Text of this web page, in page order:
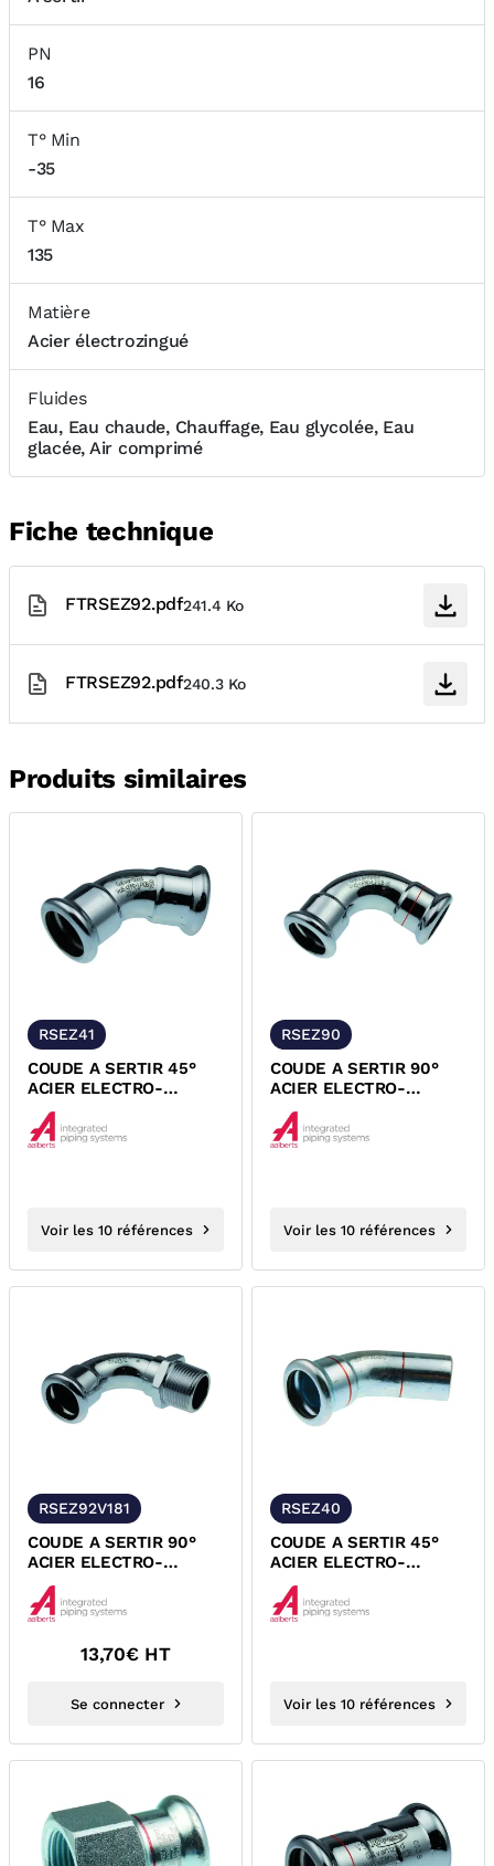
PN
16
T° Min
-35
T° Max
135
Matière
Acier électrozingué
Fluides
Eau, Eau chaude, Chauffage, Eau glycolée, Eau
glacée, Air comprimé
Fiche technique
FTRSEZ92.pdf241.4 Ko
FTRSEZ92.pdf240.3 Ko
Produits similaires
RSEZ41
COUDE A SERTIR 45°
ACIER ELECTRO-
ZINGUE FEMELLE
FEMELLE XPRESS
Voir les 10 références
RSEZ90
COUDE A SERTIR 90°
ACIER ELECTRO-
ZINGUE FEMELLE
FEMELLE XPRESS
Voir les 10 références
RSEZ92V181
COUDE A SERTIR 90°
ACIER ELECTRO-
ZINGUE FEMELLE MALE
A VISSER XPRESS
13,70€ HT
Se connecter
RSEZ40
COUDE A SERTIR 45°
ACIER ELECTRO-
ZINGUE MALE FEMELLE
XPRESS AIPS
Voir les 10 références